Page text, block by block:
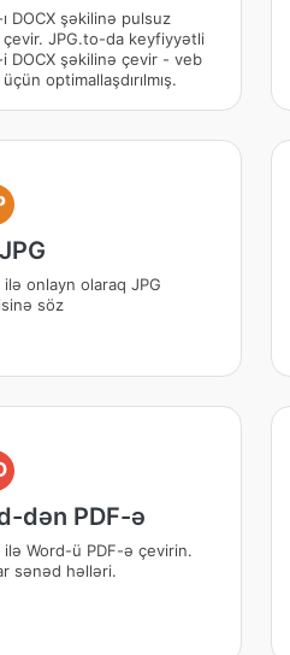
ı DOCX şəkilinə pulsuz
çevir. JPG.to-da keyfiyyətli
i DOCX şəkilinə çevir - veb
optimallaşdırılmış.
ilə onlayn olaraq JPG
söz
dən PDF-ə
ilə Word-ü PDF-ə çevirin.
sənəd həlləri.